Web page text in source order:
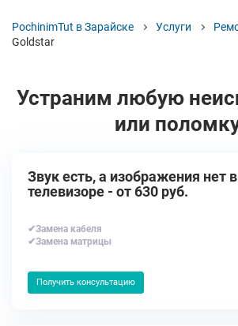
PochinimTut в Зарайске Услуги
Goldstar
Устраним любую
или
Звук есть, а изображения нет в
телевизоре - от 630 руб.
✔Замена кабеля
✔Замена матрицы
Получить консультацию